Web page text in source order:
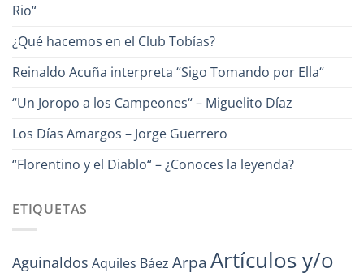
Rio“
¿Qué hacemos en el Club Tobías?
Reinaldo Acuña interpreta “Sigo Tomando por Ella“
“Un Joropo a los Campeones“ – Miguelito Díaz
Los Días Amargos – Jorge Guerrero
“Florentino y el Diablo“ – ¿Conoces la leyenda?
ETIQUETAS
Aguinaldos Aquiles Báez Arpa Artículos y/o